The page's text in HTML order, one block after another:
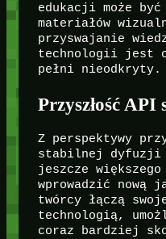
edukacji może być
materiałów
przyswajanie
technologii jest
pełni nieodkryty.
Przyszłość
Z perspektywy
stabilnej dyfuzji
jeszcze
wprowadzić nową
twórcy łączą
technologią,
coraz bardziej